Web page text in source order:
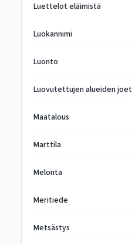
Luettelot eläimistä
Luokannimi
Luonto
Luovutettujen alueiden joet
Maatalous
Marttila
Melonta
Meritiede
Metsästys